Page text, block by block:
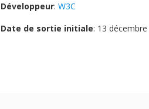
Développeur: W3C
Date de sortie initiale: 13